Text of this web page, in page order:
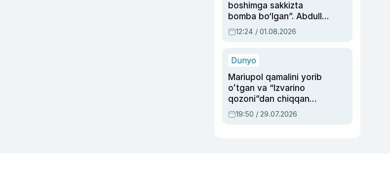
boshimga sakkizta
bomba bo‘lgan”. Abdulla
Oripovni siyosiy
ayblovlardan asrab
12:24 / 01.08.2026
Dunyo
Mariupol qamalini yorib
oʻtgan va “Izvarino
qozoni”dan chiqqan
qahramon — Ukraina
armiyasi bosh
19:50 / 29.07.2026